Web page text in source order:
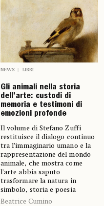
NEWS LIBRI
Gli animali nella storia
dell’arte: custodi di
memoria e testimoni di
emozioni profonde
Il volume di Stefano Zuffi
restituisce il dialogo continuo
tra l’immaginario umano e la
rappresentazione del mondo
animale, che mostra come
l’arte abbia saputo
trasformare la natura in
simbolo, storia e poesia
Beatrice Cumino